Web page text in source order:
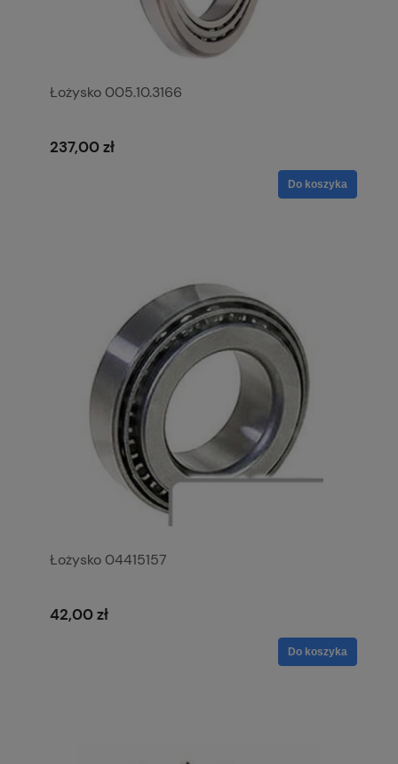
Łożysko 005.10.3166
237,00 zł
Do koszyka
Łożysko 04415157
42,00 zł
Do koszyka